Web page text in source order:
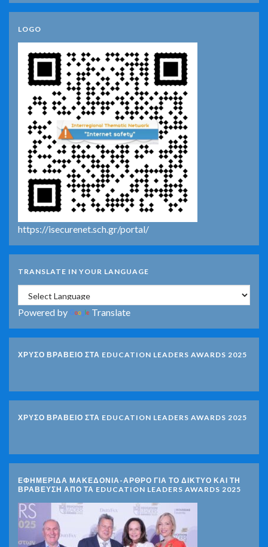
LOGO
https://isecurenet.sch.gr/portal/
TRANSLATE IN YOUR LANGUAGE
Powered by Translate
ΧΡΥΣΟ ΒΡΑΒΕΙΟ ΣΤΑ EDUCATION LEADERS AWARDS 2025
ΧΡΥΣΟ ΒΡΑΒΕΙΟ ΣΤΑ EDUCATION LEADERS AWARDS 2025
ΕΦΗΜΕΡΙΔΑ ΜΑΚΕΔΟΝΙΑ-ΑΡΘΡΟ ΓΙΑ ΤΟ ΔΙΚΤΥΟ ΚΑΙ ΤΗ
ΒΡΑΒΕΥΣΗ ΑΠΟ ΤΑ EDUCATION LEADERS AWARDS 2025